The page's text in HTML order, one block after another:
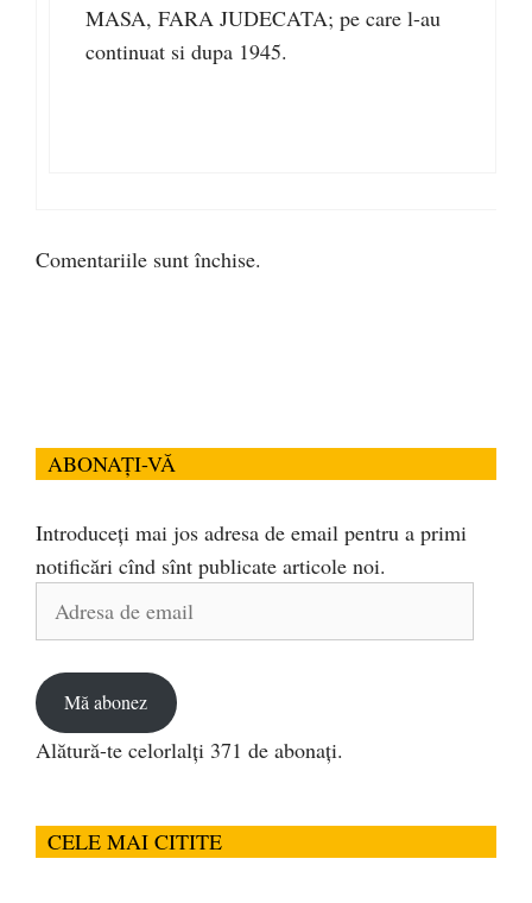
MASA, FARA JUDECATA; pe care l-au
continuat si dupa 1945.
Comentariile sunt închise.
ABONAȚI-VĂ
Introduceți mai jos adresa de email pentru a primi
notificări cînd sînt publicate articole noi.
Mă abonez
Alătură-te celorlalți 371 de abonați.
CELE MAI CITITE